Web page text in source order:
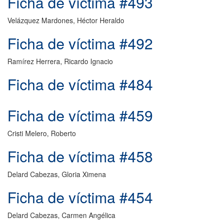
Velázquez Mardones, Héctor Heraldo
Ficha de víctima #492
Ramírez Herrera, Ricardo Ignacio
Ficha de víctima #484
Ficha de víctima #459
Cristi Melero, Roberto
Ficha de víctima #458
Delard Cabezas, Gloria Ximena
Ficha de víctima #454
Delard Cabezas, Carmen Angélica